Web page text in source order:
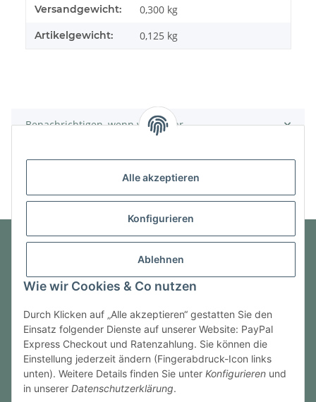
Alle akzeptieren
Konfigurieren
Ablehnen
Wie wir Cookies & Co nutzen
Durch Klicken auf „Alle akzeptieren“ gestatten Sie den
Einsatz folgender Dienste auf unserer Website: PayPal
Express Checkout und Ratenzahlung. Sie können die
Einstellung jederzeit ändern (Fingerabdruck-Icon links
unten). Weitere Details finden Sie unter Konfigurieren und
in unserer Datenschutzerklärung.
Produkteigenschaft
Wert
Versandgewicht: 0,300 kg
Artikelgewicht: 0,125 kg
Benachrichtigen, wenn verfügbar
Gesetzliche Informationen
Vertrag widerrufen
* Alle Preise inkl. gesetzlicher USt., zzgl.Versand